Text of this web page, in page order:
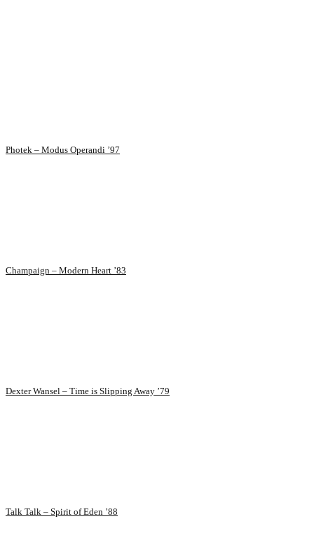
Photek – Modus Operandi ’97
Champaign – Modern Heart ’83
Dexter Wansel – Time is Slipping Away ’79
Talk Talk – Spirit of Eden ’88